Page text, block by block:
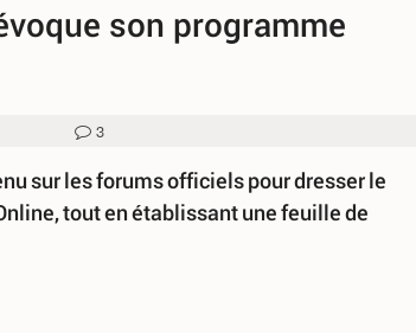
son programme
3
sur les forums officiels pour dresser le
tout en établissant une feuille de